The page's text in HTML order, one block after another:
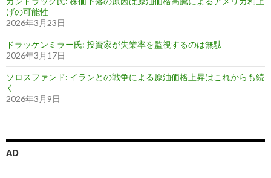
げの可能性
2026年3月23日
ドラッケンミラー氏: 投資家が失業率を監視するのは無駄
2026年3月17日
ソロスファンド: イランとの戦争による原油価格上昇はこれからも続
く
2026年3月9日
AD